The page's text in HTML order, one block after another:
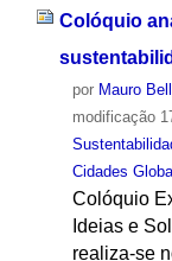
Colóquio
por Mauro
modificação
Cidades
Colóquio
Ideias e
realiza-se